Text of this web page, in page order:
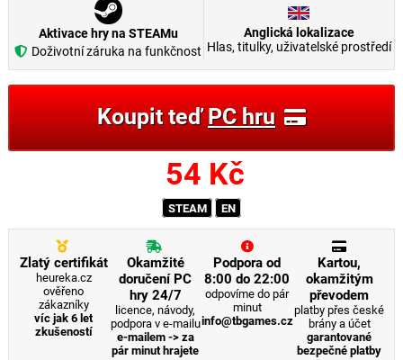
Aktivace hry na STEAMu
Doživotní záruka na funkčnost
Anglická lokalizace
Hlas, titulky, uživatelské prostředí
Koupit teďPC hru
54 Kč
STEAM EN
Zlatý certifikát
heureka.cz
ověřeno
zákazníky
víc jak 6 let
zkušeností
Okamžité
doručení PC
hry 24/7
licence, návody,
podpora v e-mailu
e-mailem -> za
pár minut hrajete
Podpora od
8:00 do 22:00
odpovíme do pár
minut
info@tbgames.cz
Kartou,
okamžitým
převodem
platby přes české
brány a účet
garantované
bezpečné platby